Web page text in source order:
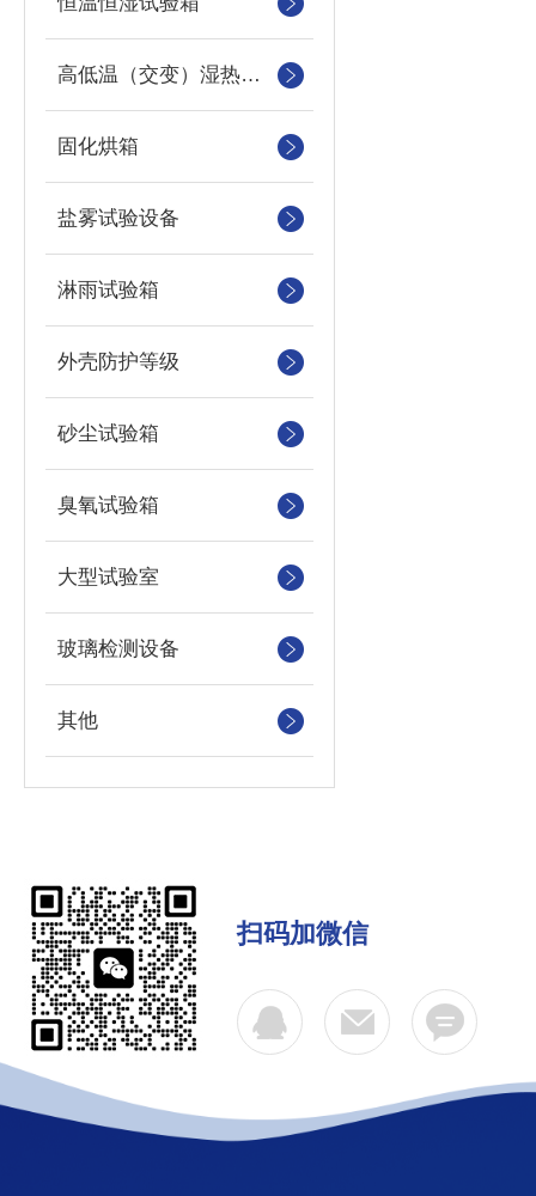
高低温（交变）湿热试验箱
固化烘箱
盐雾试验设备
淋雨试验箱
外壳防护等级
砂尘试验箱
臭氧试验箱
大型试验室
玻璃检测设备
其他
扫码加微信